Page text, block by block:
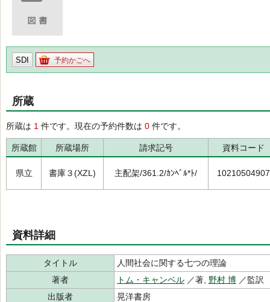
SDI 予約かごへ
所蔵
所蔵は 1 件です。現在の予約件数は 0 件です。
所蔵館 所蔵場所 請求記号 資料コード
県立 書庫３(XZL) 主配架/361.2/ｶﾝﾍﾞﾙ*ﾄ/ 10210504907
資料詳細
タイトル
人間社会に関する七つの理論
著者
トム・キャンベル ／著, 野村 博 ／監訳
出版者
晃洋書房